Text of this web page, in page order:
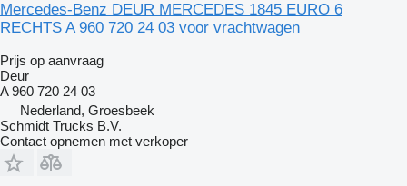
Mercedes-Benz DEUR MERCEDES 1845 EURO 6
RECHTS A 960 720 24 03 voor vrachtwagen
Prijs op aanvraag
Deur
A 960 720 24 03
Nederland, Groesbeek
Schmidt Trucks B.V.
Contact opnemen met verkoper